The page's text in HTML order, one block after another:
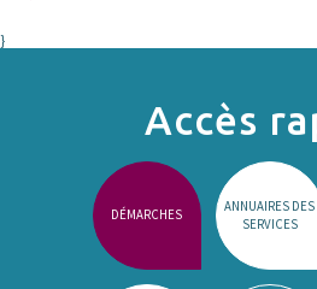
}
Accès
DÉMARCHES
ANNUAIRES DES
SERVICES